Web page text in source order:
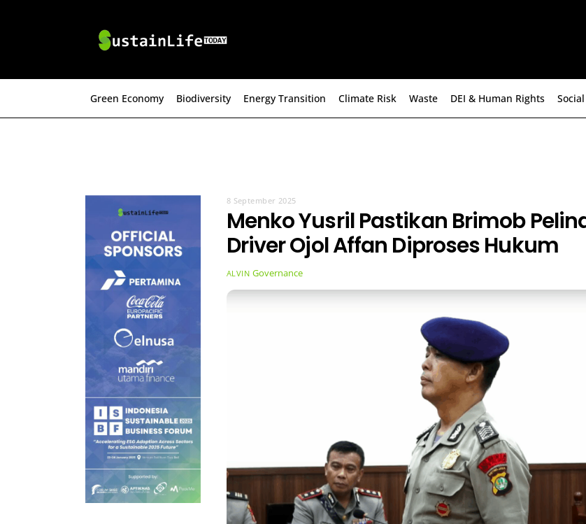
Green Economy Biodiversity Energy Transition Climate Risk Waste DEI & Human Rights
8 September 2025
Menko Yusril Pastikan Brimob
Driver Ojol Affan Diproses Hukum
ALVIN Governance